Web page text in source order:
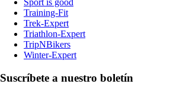
Sport is good
Training-Fit
Trek-Expert
Triathlon-Expert
TripNBikers
Winter-Expert
Suscríbete a nuestro boletín